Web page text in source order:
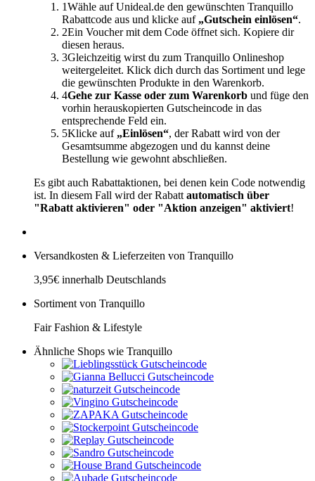
1Wähle auf Unideal.de den gewünschten Tranquillo
Rabattcode aus und klicke auf „Gutschein einlösen“.
2Ein Voucher mit dem Code öffnet sich. Kopiere dir
diesen heraus.
3Gleichzeitig wirst du zum Tranquillo Onlineshop
weitergeleitet. Klick dich durch das Sortiment und lege
die gewünschten Produkte in den Warenkorb.
4Gehe zur Kasse oder zum Warenkorb und füge den
vorhin herauskopierten Gutscheincode in das
entsprechende Feld ein.
5Klicke auf „Einlösen“, der Rabatt wird von der
Gesamtsumme abgezogen und du kannst deine
Bestellung wie gewohnt abschließen.
Es gibt auch Rabattaktionen, bei denen kein Code notwendig
ist. In diesem Fall wird der Rabatt automatisch über
"Rabatt aktivieren" oder "Aktion anzeigen" aktiviert!
Versandkosten & Lieferzeiten von Tranquillo
3,95€ innerhalb Deutschlands
Sortiment von Tranquillo
Fair Fashion & Lifestyle
Ähnliche Shops wie Tranquillo